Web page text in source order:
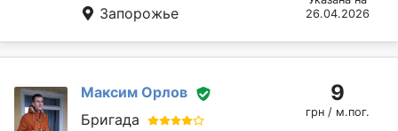
Запорожье
26.04.2026
Максим Орлов
Бригада
9
грн / м.пог.